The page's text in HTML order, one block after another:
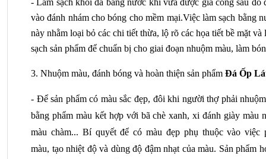
vào đánh nhám cho bóng cho mềm mại.Việc làm sạch bằng
này nhằm loại bỏ các chi tiết thừa, lộ rõ các họa tiết bề mặt và
sạch sản phẩm để chuẩn bị cho giai đoạn nhuộm màu, làm
3. Nhuộm màu, đánh bóng và hoàn thiện sản phẩm Đá Ốp
- Để sản phẩm có màu sắc đẹp, đôi khi người thợ phải
bằng phẩm màu kết hợp với bã chè xanh, xi đánh giày màu
màu chàm... Bí quyết để có màu đẹp phụ thuộc vào việc
màu, tạo nhiệt độ và dùng độ đậm nhạt của màu. Sản phẩm